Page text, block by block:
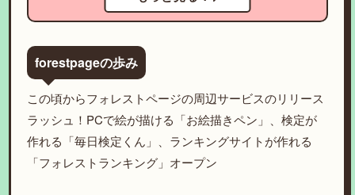
forestpageの歩み
この頃からフォレストページの周辺サービスのリリース
ラッシュ！PCで絵が描ける「お絵描きペン」、検定が
作れる「毎日検定くん」、ランキングサイトが作れる
「フォレストランキング」オープン